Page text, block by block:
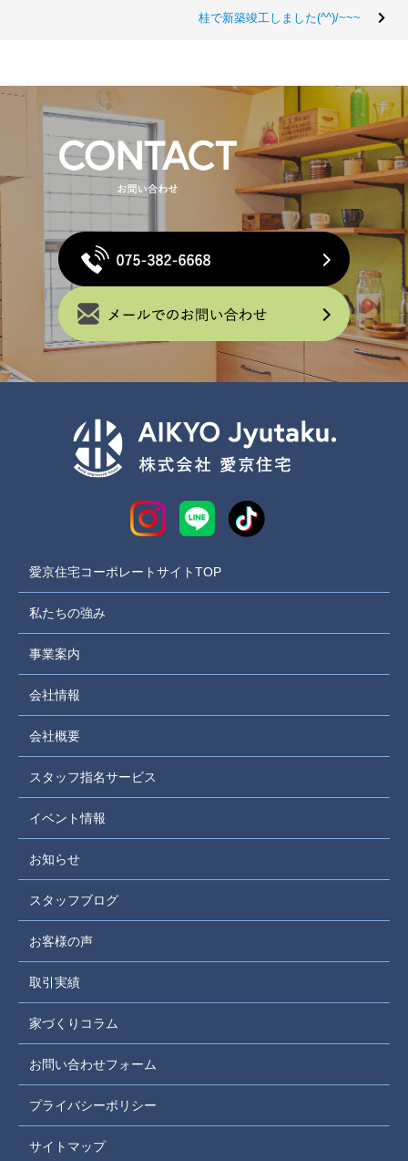
桂で新築竣工しました(^^)/~~~
愛京住宅コーポレートサイトTOP
私たちの強み
事業案内
会社情報
会社概要
スタッフ指名サービス
イベント情報
お知らせ
スタッフブログ
お客様の声
取引実績
家づくりコラム
お問い合わせフォーム
プライバシーポリシー
サイトマップ